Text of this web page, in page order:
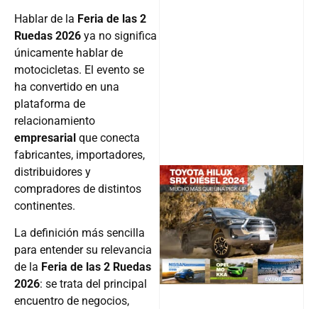
Hablar de la Feria de las 2
Ruedas 2026 ya no significa
únicamente hablar de
motocicletas. El evento se
ha convertido en una
plataforma de
relacionamiento
empresarial que conecta
fabricantes, importadores,
distribuidores y
compradores de distintos
continentes.
La definición más sencilla
para entender su relevancia
de la Feria de las 2 Ruedas
2026: se trata del principal
encuentro de negocios,
Follow